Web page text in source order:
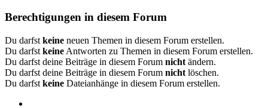
Berechtigungen in diesem Forum
Du darfst keine neuen Themen in diesem Forum erstellen.
Du darfst keine Antworten zu Themen in diesem Forum erstellen.
Du darfst deine Beiträge in diesem Forum nicht ändern.
Du darfst deine Beiträge in diesem Forum nicht löschen.
Du darfst keine Dateianhänge in diesem Forum erstellen.